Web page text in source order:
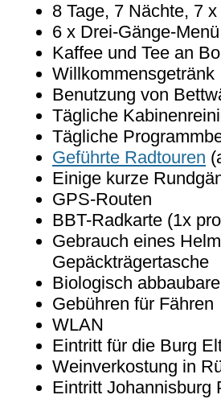
8 Tage, 7 Nächte, 7
6 x Drei-Gänge-Menü
Kaffee und Tee an
Willkommensgetränk
Benutzung von
Tägliche
Tägliche
Geführte Radtouren
Einige kurze
GPS-Routen
BBT-Radkarte (1x
Gebrauch eines
Gepäckträgertasche
Biologisch
Gebühren für Fähren
WLAN
Eintritt für die Burg
Weinverkostung in
Eintritt Johannisburg